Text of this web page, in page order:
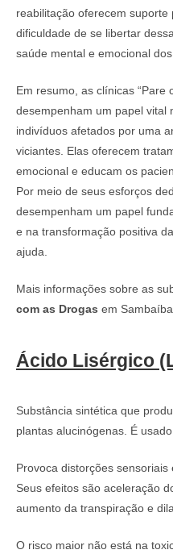
reabilitação oferecem
dificuldade de se libertar
saúde mental e emocional dos
Em resumo, as clínicas “Pare
desempenham um papel vital
indivíduos afetados por uma
viciantes. Elas oferecem
emocional e educam os
Por meio de seus esforços
desempenham um papel
e na transformação positiva
ajuda.
Mais informações sobre as
com as Drogas em
Ácido Lisérgico
Substância sintética que
plantas alucinógenas. É
Provoca distorções
Seus efeitos são aceleração
aumento da transpiração e
O risco maior não está na